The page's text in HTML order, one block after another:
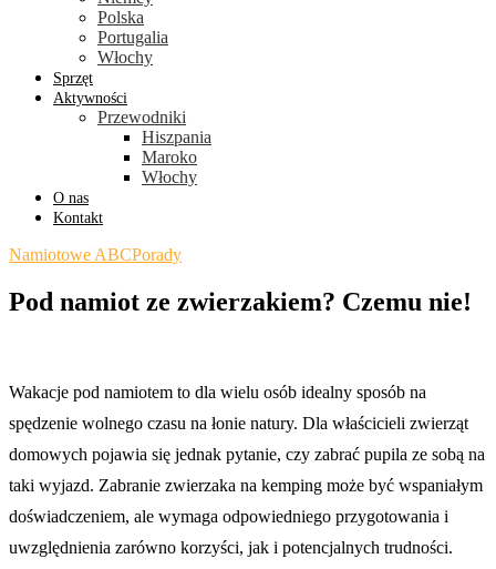
Polska
Portugalia
Włochy
Sprzęt
Aktywności
Przewodniki
Hiszpania
Maroko
Włochy
O nas
Kontakt
Namiotowe ABCPorady
Pod namiot ze zwierzakiem? Czemu nie!
Wakacje pod namiotem to dla wielu osób idealny sposób na
spędzenie wolnego czasu na łonie natury. Dla właścicieli zwierząt
domowych pojawia się jednak pytanie, czy zabrać pupila ze sobą na
taki wyjazd. Zabranie zwierzaka na kemping może być wspaniałym
doświadczeniem, ale wymaga odpowiedniego przygotowania i
uwzględnienia zarówno korzyści, jak i potencjalnych trudności.